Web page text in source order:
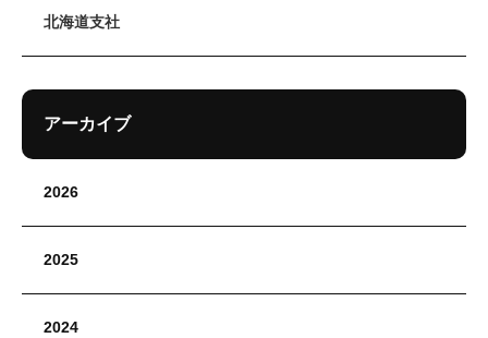
北海道支社
アーカイブ
2026
2025
2024